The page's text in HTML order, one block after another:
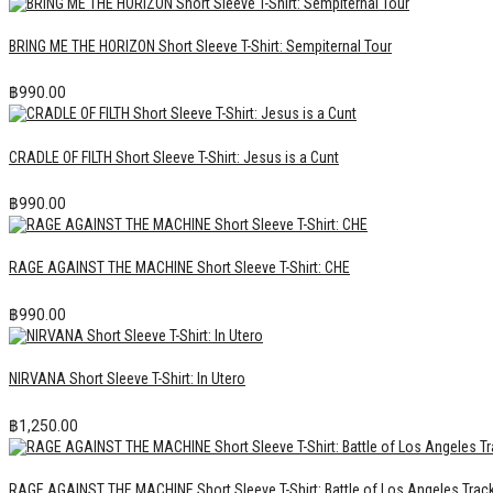
BRING ME THE HORIZON Short Sleeve T-Shirt: Sempiternal Tour
฿990.00
CRADLE OF FILTH Short Sleeve T-Shirt: Jesus is a Cunt
฿990.00
RAGE AGAINST THE MACHINE Short Sleeve T-Shirt: CHE
฿990.00
NIRVANA Short Sleeve T-Shirt: In Utero
฿1,250.00